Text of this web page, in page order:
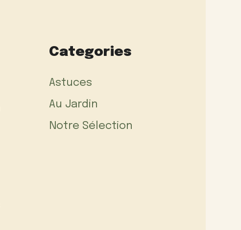
Categories
Astuces
Au Jardin
Notre Sélection